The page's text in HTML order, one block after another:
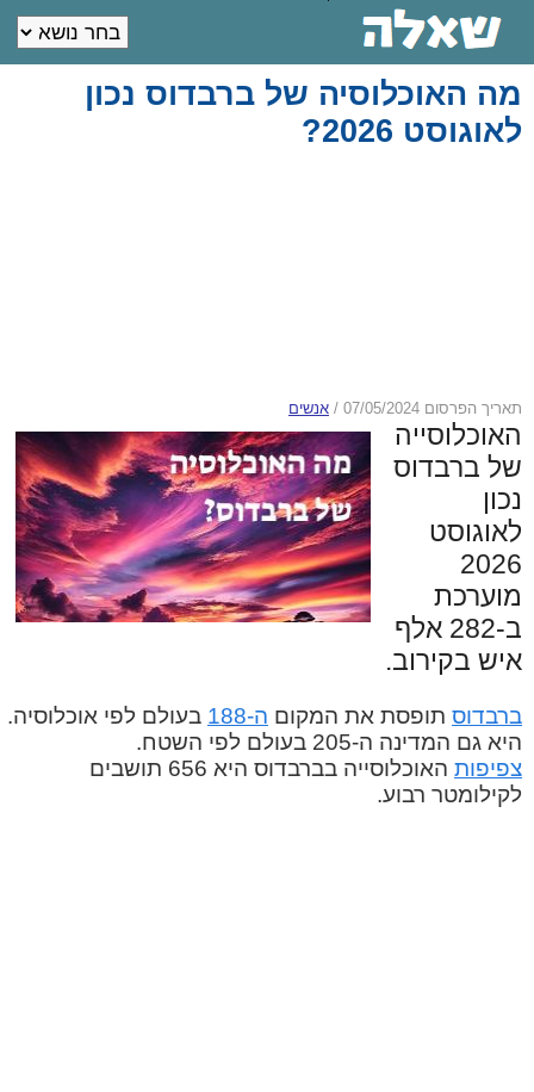
מה האוכלוסיה של ברבדוס נכון
לאוגוסט 2026?
תאריך הפרסום 07/05/2024 / אנשים
האוכלוסייה
של ברבדוס
נכון
לאוגוסט
2026
מוערכת
ב-282 אלף
איש בקירוב.
ברבדוס תופסת את המקום ה-188
בעולם לפי אוכלוסיה.
היא גם המדינה ה-205 בעולם לפי השטח.
צפיפות
האוכלוסייה בברבדוס היא 656 תושבים
לקילומטר רבוע.